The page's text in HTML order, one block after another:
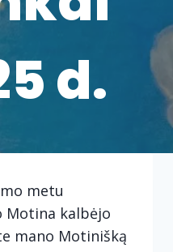
d.
metu
Motina kalbėjo
mano Motinišką